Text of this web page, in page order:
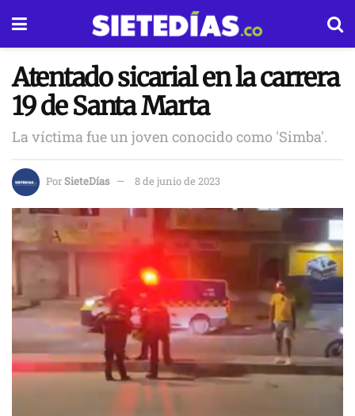
Atentado sicarial en la carrera
19 de Santa Marta
La víctima fue un joven conocido como 'Simba'.
PorSieteDías 8 de junio de 2023